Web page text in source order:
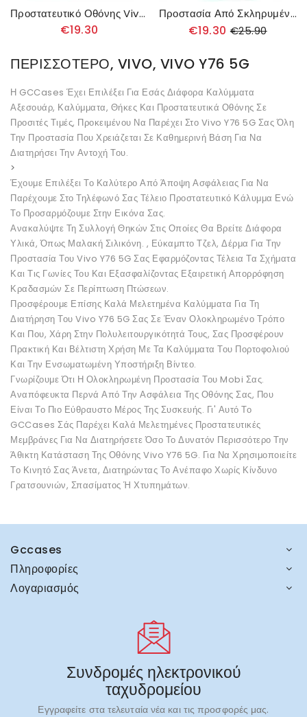
Προστατευτικό Οθόνης Vivo Y76 5G Black Edge Από Σκληρυμένο Γυαλί
€19.30
Προστασία Από Σκληρυμένο Γυαλί (0.3 Mm) Για Οθόνη Vivo Y76
€19.30 €25.90
ΠΕΡΙΣΣΌΤΕΡΟ, VIVO, VIVO Y76 5G
Η GCCases Έχει Επιλέξει Για Εσάς Διάφορα Καλύμματα
Αξεσουάρ, Καλύμματα, Θήκες Και Προστατευτικά Οθόνης Σε
Προσιτές Τιμές, Προκειμένου Να Παρέχει Στο Vivo Y76 5G Σας Όλη
Την Προστασία Που Χρειάζεται Σε Καθημερινή Βάση Για Να
Διατηρήσει Την Αντοχή Του.
>
Έχουμε Επιλέξει Το Καλύτερο Από Άποψη Ασφάλειας Για Να
Παρέχουμε Στο Τηλέφωνό Σας Τέλειο Προστατευτικό Κάλυμμα Ενώ
Το Προσαρμόζουμε Στην Εικόνα Σας.
Ανακαλύψτε Τη Συλλογή Θηκών Στις Οποίες Θα Βρείτε Διάφορα
Υλικά, Όπως Μαλακή Σιλικόνη. , Εύκαμπτο Τζελ, Δέρμα Για Την
Προστασία Του Vivo Y76 5G Σας Εφαρμόζοντας Τέλεια Τα Σχήματα
Και Τις Γωνίες Του Και Εξασφαλίζοντας Εξαιρετική Απορρόφηση
Κραδασμών Σε Περίπτωση Πτώσεων.
Προσφέρουμε Επίσης Καλά Μελετημένα Καλύμματα Για Τη
Διατήρηση Του Vivo Y76 5G Σας Σε Έναν Ολοκληρωμένο Τρόπο
Και Που, Χάρη Στην Πολυλειτουργικότητά Τους, Σας Προσφέρουν
Πρακτική Και Βέλτιστη Χρήση Με Τα Καλύμματα Του Πορτοφολιού
Και Την Ενσωματωμένη Υποστήριξη Βίντεο.
Γνωρίζουμε Ότι Η Ολοκληρωμένη Προστασία Του Mobi Σας.
Αναπόφευκτα Περνά Από Την Ασφάλεια Της Οθόνης Σας, Που
Είναι Το Πιο Εύθραυστο Μέρος Της Συσκευής. Γι' Αυτό Το
GCCases Σάς Παρέχει Καλά Μελετημένες Προστατευτικές
Μεμβράνες Για Να Διατηρήσετε Όσο Το Δυνατόν Περισσότερο Την
Άθικτη Κατάσταση Της Οθόνης Vivo Y76 5G. Για Να Χρησιμοποιείτε
Το Κινητό Σας Άνετα, Διατηρώντας Το Ανέπαφο Χωρίς Κίνδυνο
Γρατσουνιών, Σπασίματος Ή Χτυπημάτων.
Gccases
Πληροφορίες
Λογαριασμός
Συνδρομές ηλεκτρονικού
ταχυδρομείου
Εγγραφείτε στα τελευταία νέα και τις προσφορές μας.